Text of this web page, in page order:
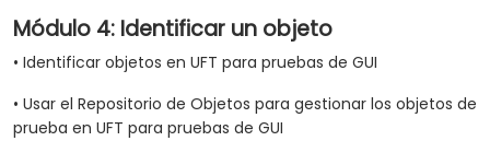
Módulo 4: Identificar un objeto
• Identificar objetos en UFT para pruebas de GUI
• Usar el Repositorio de Objetos para gestionar los objetos de
prueba en UFT para pruebas de GUI